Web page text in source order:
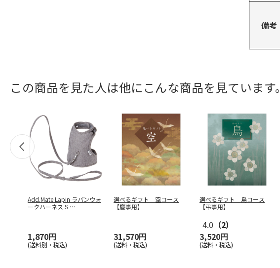
備考
この商品を見た人は他にこんな商品を見ています。
Add.Mate Lapin ラパンウォ
ークハーネス S …
1,870円
(送料別・税込)
選べるギフト 空コース
【慶事用】
31,570円
(送料・税込)
選べるギフト 鳥コース
【弔事用】
4.0 （2）
3,520円
(送料・税込)